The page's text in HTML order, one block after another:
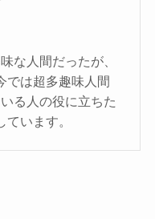
な人間だったが、
では超多趣味人間
る人の役に立ちた
います。